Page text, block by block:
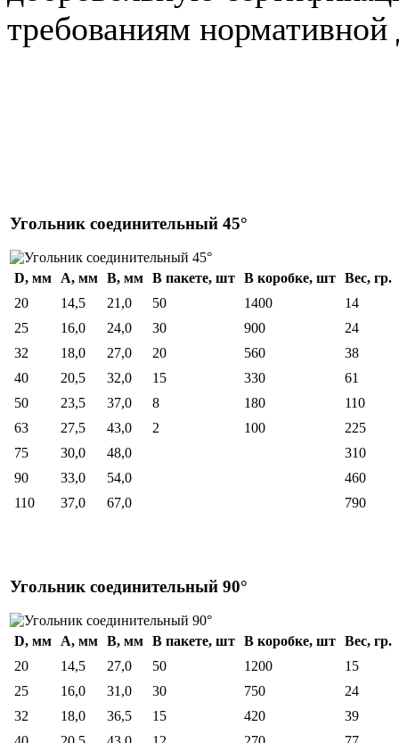
требованиям
Угольник соединительный 45°
D, мм A, мм B, мм В пакете, шт В коробке, шт Вес, гр.
20
14,5 21,0 50 1400
14
25
16,0 24,0 30 900
24
32
18,0 27,0 20 560
38
40
20,5 32,0 15 330
61
50
23,5 37,0 8 180
110
63
27,5 43,0 2 100
225
75
30,0 48,0
310
90
33,0 54,0
460
110
37,0 67,0 790
Угольник соединительный 90°
D, мм A, мм B, мм В пакете, шт В коробке, шт Вес, гр.
20
14,5 27,0 50 1200
15
25
16,0 31,0 30 750
24
32
18,0 36,5 15 420
39